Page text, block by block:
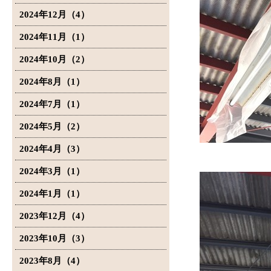
2024年12月（4）
2024年11月（1）
2024年10月（2）
2024年8月（1）
2024年7月（1）
2024年5月（2）
2024年4月（3）
2024年3月（1）
2024年1月（1）
2023年12月（4）
2023年10月（3）
2023年8月（4）